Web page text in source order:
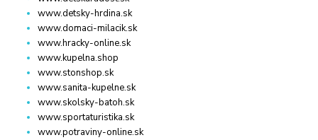
www.detsky-hrdina.sk
www.domaci-milacik.sk
www.hracky-online.sk
www.kupelna.shop
www.stonshop.sk
www.sanita-kupelne.sk
www.skolsky-batoh.sk
www.sportaturistika.sk
www.potraviny-online.sk